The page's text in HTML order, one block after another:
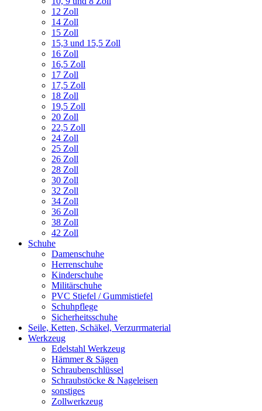
12 Zoll
14 Zoll
15 Zoll
15,3 und 15,5 Zoll
16 Zoll
16,5 Zoll
17 Zoll
17,5 Zoll
18 Zoll
19,5 Zoll
20 Zoll
22,5 Zoll
24 Zoll
25 Zoll
26 Zoll
28 Zoll
30 Zoll
32 Zoll
34 Zoll
36 Zoll
38 Zoll
42 Zoll
Schuhe
Damenschuhe
Herrenschuhe
Kinderschuhe
Militärschuhe
PVC Stiefel / Gummistiefel
Schuhpflege
Sicherheitsschuhe
Seile, Ketten, Schäkel, Verzurrmaterial
Werkzeug
Edelstahl Werkzeug
Hämmer & Sägen
Schraubenschlüssel
Schraubstöcke & Nageleisen
sonstiges
Zollwerkzeug